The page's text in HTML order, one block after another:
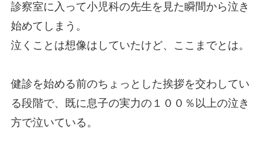
診察室に入って小児科の先生を見た瞬間から泣き
始めてしまう。
泣くことは想像はしていたけど、ここまでとは。
健診を始める前のちょっとした挨拶を交わしてい
る段階で、既に息子の実力の１００％以上の泣き
方で泣いている。